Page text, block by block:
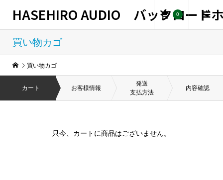
HASEHIRO AUDIO バックロード
0
買い物カゴ
買い物カゴ
カート お客様情報
発送
支払方法
内容確認
只今、カートに商品はございません。